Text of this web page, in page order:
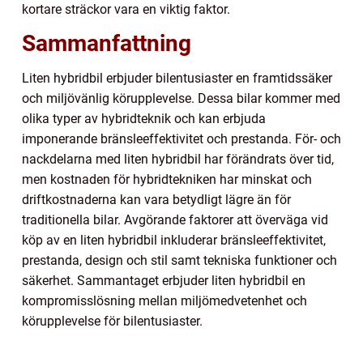
kortare sträckor vara en viktig faktor.
Sammanfattning
Liten hybridbil erbjuder bilentusiaster en framtidssäker
och miljövänlig körupplevelse. Dessa bilar kommer med
olika typer av hybridteknik och kan erbjuda
imponerande bränsleeffektivitet och prestanda. För- och
nackdelarna med liten hybridbil har förändrats över tid,
men kostnaden för hybridtekniken har minskat och
driftkostnaderna kan vara betydligt lägre än för
traditionella bilar. Avgörande faktorer att överväga vid
köp av en liten hybridbil inkluderar bränsleeffektivitet,
prestanda, design och stil samt tekniska funktioner och
säkerhet. Sammantaget erbjuder liten hybridbil en
kompromisslösning mellan miljömedvetenhet och
körupplevelse för bilentusiaster.